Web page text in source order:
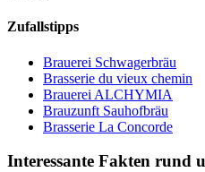
Zufallstipps
Brauerei Schwagerbräu
Brasserie du vieux chemin
Brauerei ALCHYMIA
Brauzunft Sauhofbräu
Brasserie La Concorde
Interessante Fakten rund